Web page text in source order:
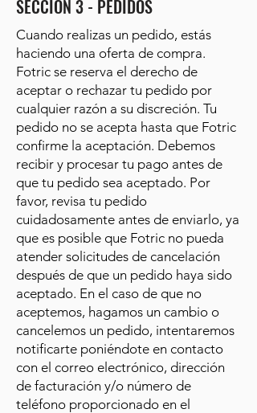
SECCIÓN 3 - PEDIDOS
Cuando realizas un pedido, estás
haciendo una oferta de compra.
Fotric se reserva el derecho de
aceptar o rechazar tu pedido por
cualquier razón a su discreción. Tu
pedido no se acepta hasta que Fotric
confirme la aceptación. Debemos
recibir y procesar tu pago antes de
que tu pedido sea aceptado. Por
favor, revisa tu pedido
cuidadosamente antes de enviarlo, ya
que es posible que Fotric no pueda
atender solicitudes de cancelación
después de que un pedido haya sido
aceptado. En el caso de que no
aceptemos, hagamos un cambio o
cancelemos un pedido, intentaremos
notificarte poniéndote en contacto
con el correo electrónico, dirección
de facturación y/o número de
teléfono proporcionado en el